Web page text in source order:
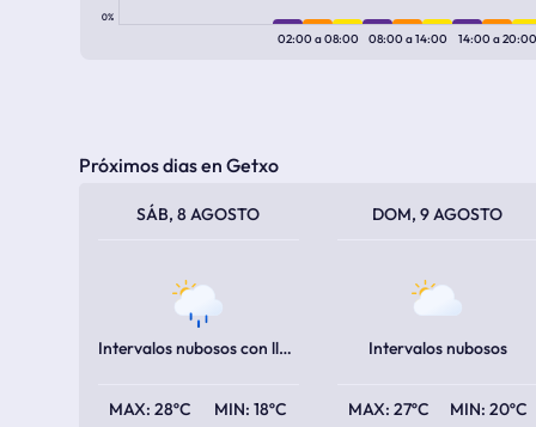
0%
02:00a08:00 08:00a14:00 14:00a20:00
Próximos dias en Getxo
SÁB, 8 AGOSTO
Intervalos nubosos con lluvia escasa
28ºC 18ºC
DOM, 9 AGOSTO
Intervalos nubosos
27ºC 20ºC